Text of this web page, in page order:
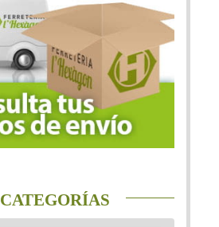
CATEGORÍAS